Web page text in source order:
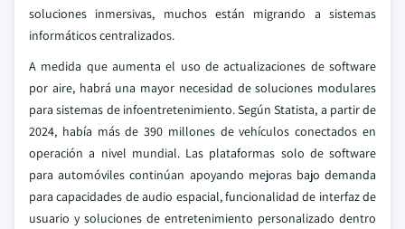
soluciones inmersivas, muchos están migrando a sistemas
informáticos centralizados.
A medida que aumenta el uso de actualizaciones de software
por aire, habrá una mayor necesidad de soluciones modulares
para sistemas de infoentretenimiento. Según Statista, a partir de
2024, había más de 390 millones de vehículos conectados en
operación a nivel mundial. Las plataformas solo de software
para automóviles continúan apoyando mejoras bajo demanda
para capacidades de audio espacial, funcionalidad de interfaz de
usuario y soluciones de entretenimiento personalizado dentro